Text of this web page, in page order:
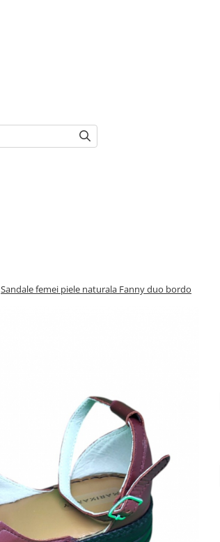
Sandale femei piele naturala Fanny duo bordo